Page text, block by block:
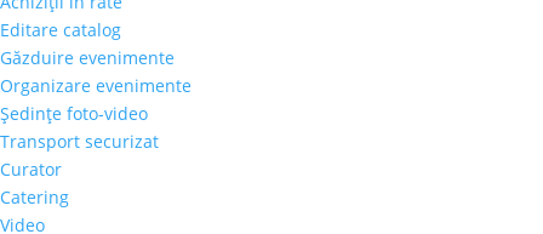
Editare catalog
Găzduire evenimente
Organizare evenimente
Şedinţe foto-video
Transport securizat
Curator
Catering
Video
Tehnică
Temă
Cai-Hipism(0)
Citadin
Cladiri faimoase